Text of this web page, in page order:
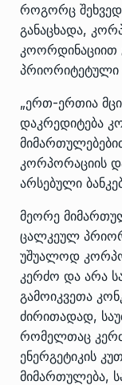
როგორც
განაცხადა,
კოორდინაციით
პრიორიტეტული
„ერთ-ერთია
დაკრედიტება
კორპორაციის
არსებული
მეორე
ცალკეულ
უშუალოდ
კერძო და არა
გამოიკვეთა
ძირითადად,
რომელთაც
ენერგეტიკის
მიმართულება,